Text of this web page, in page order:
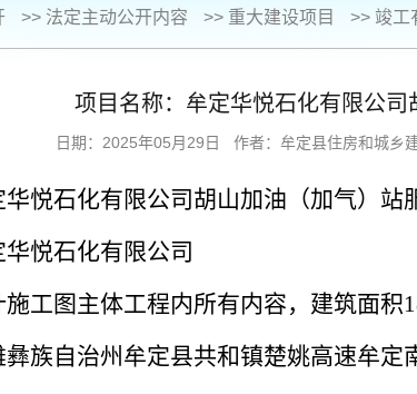
>> 法定主动公开内容 >> 重大建设项目 >> 竣工
项目名称：牟定华悦石化有限公
日期：2025年05月29日 作者：牟定县住房和城
华悦石化有限公司胡山加油（加气）站
华悦石化有限公司
施工图主体工程内所有内容，建筑面积
彝族自治州牟定县共和镇楚姚高速牟定